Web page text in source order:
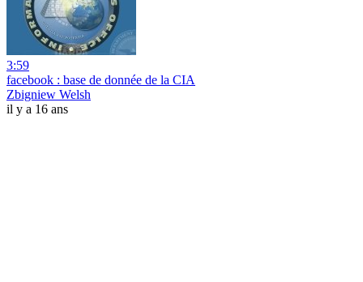
3:59
facebook : base de donnée de la CIA
Zbigniew Welsh
il y a 16 ans